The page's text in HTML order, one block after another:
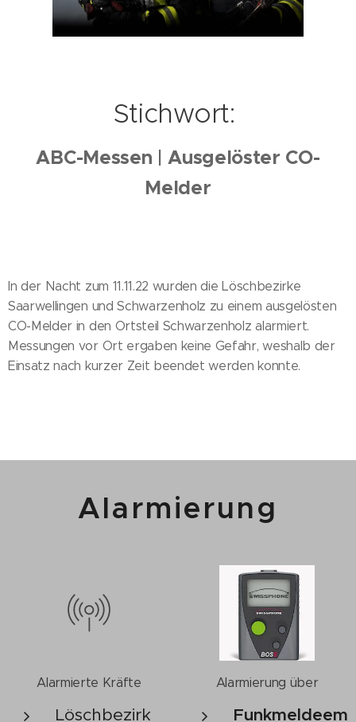
Stichwort:
ABC-Messen | Ausgelöster CO-
Melder
In der Nacht zum 11.11.22 wurden die Löschbezirke
Saarwellingen und Schwarzenholz zu einem ausgelösten
CO-Melder in den Ortsteil Schwarzenholz alarmiert.
Messungen vor Ort ergaben keine Gefahr, weshalb der
Einsatz nach kurzer Zeit beendet werden konnte.
Alarmierung
Alarmierte Kräfte
Löschbezirk
Alarmierung über
Funkmeldeem